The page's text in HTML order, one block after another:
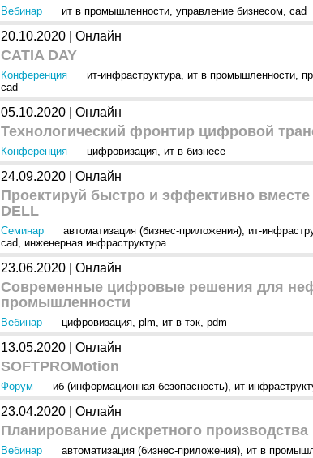
Вебинар ит в промышленности, управление бизнесом, cad
20.10.2020 | Онлайн
CATIA DAY
Конференция ит-инфраструктура, ит в промышленности,
cad
05.10.2020 | Онлайн
Технологический фронтир цифровой
Конференция цифровизация, ит в бизнесе
24.09.2020 | Онлайн
Проектируй быстро и эффективно вместе
DELL
Семинар автоматизация (бизнес-приложения), ит-
cad, инженерная инфраструктура
23.06.2020 | Онлайн
Современные цифровые решения для
промышленности
Вебинар цифровизация, plm, ит в тэк, pdm
13.05.2020 | Онлайн
SOFTPROMotion
Форум иб (информационная безопасность), ит-
23.04.2020 | Онлайн
Планирование дискретного производства
Вебинар автоматизация (бизнес-приложения), ит в